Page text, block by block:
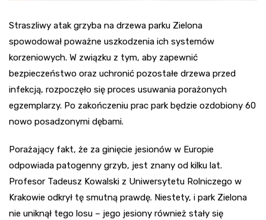
Straszliwy atak grzyba na drzewa parku Zielona
spowodował poważne uszkodzenia ich systemów
korzeniowych. W związku z tym, aby zapewnić
bezpieczeństwo oraz uchronić pozostałe drzewa przed
infekcją, rozpoczęło się proces usuwania porażonych
egzemplarzy. Po zakończeniu prac park będzie ozdobiony 60
nowo posadzonymi dębami.
Porażający fakt, że za ginięcie jesionów w Europie
odpowiada patogenny grzyb, jest znany od kilku lat.
Profesor Tadeusz Kowalski z Uniwersytetu Rolniczego w
Krakowie odkrył tę smutną prawdę. Niestety, i park Zielona
nie uniknął tego losu – jego jesiony również stały się